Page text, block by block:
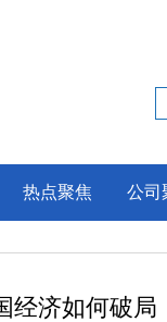
热点聚焦 公司
经济如何破局